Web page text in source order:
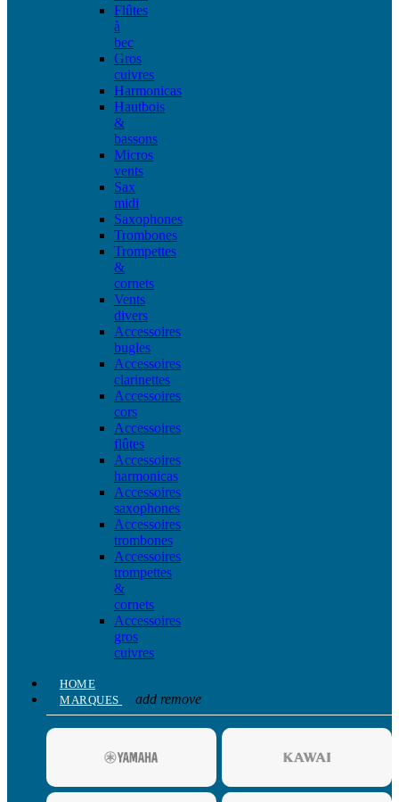
Flûtes
à
bec
Gros
cuivres
Harmonicas
Hautbois
&
bassons
Micros
vents
Sax
midi
Saxophones
Trombones
Trompettes
&
cornets
Vents
divers
Accessoires
bugles
Accessoires
clarinettes
Accessoires
cors
Accessoires
flûtes
Accessoires
harmonicas
Accessoires
saxophones
Accessoires
trombones
Accessoires
trompettes
&
cornets
Accessoires
gros
cuivres
HOME
MARQUES
add remove